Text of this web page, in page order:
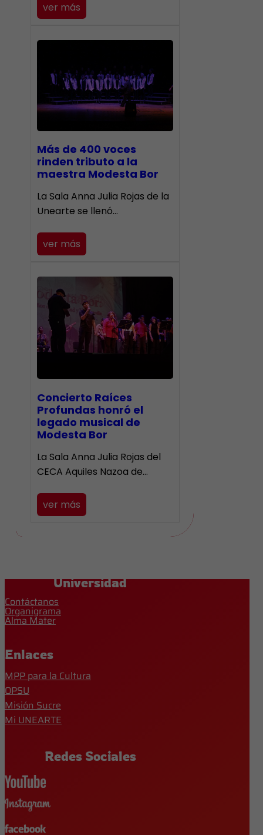
ver más
Más de 400 voces
rinden tributo a la
maestra Modesta Bor
​La Sala Anna Julia Rojas de la
Unearte se llenó…
ver más
​Concierto Raíces
Profundas honró el
legado musical de
Modesta Bor
La Sala Anna Julia Rojas del
CECA Aquiles Nazoa de…
ver más
Universidad
Contáctanos
Organigrama
Alma Mater
Enlaces
MPP para la Cultura
OPSU
Misión Sucre
Mi UNEARTE
Redes Sociales